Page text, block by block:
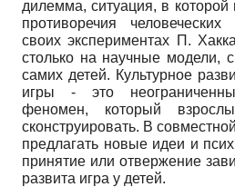
дилемма, ситуация, в
противоречия
своих экспериментах П.
столько на научные модели,
самих детей. Культурное
игры - это
феномен, который
сконструировать. В
предлагать новые идеи и
принятие или отвержение
развита игра у детей.